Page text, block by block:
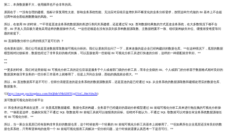
第二，本身数据量不大，使用频率也不会非常的高。
原因在于：**没有合理的建模、指标计算复用性太差、影响业务系统性能、无法应对后续日益增长和不断变化的业务分析需求，按照这种方式做的 BI 基本上不会超
过两年就会面临推翻重做的风险。**
所以，在使用 BI 的时候，**不管是直连业务系统数据源的表进行表间关系建模，还是通过写 SQL 查询数据结果集的方式直连业务系统，在大多数情况下都不合
理，BI 开发人员应极力避免采用这样的数据操作方式。**这些还都是在没有涉及到多异构数据源取数、主数据档案不一致、组织架构缺失补位、缓慢渐变维度等问
题的前提下。
BI 直接取数分析什么样的情况下是可行的 ？
也有朋友说到，我们公司就是直连数据库取数做可视化分析的。我们让朋友回去问了一下，原来连接的是企业已经构建好的数据仓库。**在这种情况下，底层的数据
模型相对比较标准，数据也经过了非常良好的格式转换，可以直接使用一些前端 BI 可视化分析工具进行快速的分析，这样的一种搭配就非常好。**
**
**
**更多的时候，我们对这类前端 BI 可视化分析工具的定位应该是服务于个人或者部门级的分析工具，而非企业级的 BI。个人或部门的分析基于数据格式相对良好的
数据源来做日常业务的一些分析工作基本上就够用了，但是上升到企业级，面临的挑战就会很大。**
所以，BI 直连数据库不是不可行，但得分清楚直连的是业务系统的数据源数据库，还是直连的是已经通过 SQL 从业务系统的数据源取数和建模处理后的数据仓库、
数据集市。
![](http://image.packingdata.com/FnQ9deVNk02H7EjgZYxC_HmVdw2b)
派可数据可视化自助分析平台
IT 和业务的边界就在这里，IT 负责底层数据建模、数据仓库的构建，业务基于已经建好的基础分析模型通过 BI 前端可视化分析工具来进行拖拉拽的可视化分析操
作。**倘若是这样，也确实实现了不通过 SQL 取数使用 BI 前端工具就可以做报表的目标。但绝对不能认为，不通过 SQL 取数就可以对接任何业务系统数据源做任
何 BI 可视化分析。**
所以，当一家企业底层已经有架构非常良好的数据仓库，这个时候使用一个轻量的 BI 前端可视化分析工具基本上就够用了。**但如果所在企业底层还没有良好的数
据仓库系统，只寄希望单纯的使用一个 BI 前端可视化报表工具解决一切分析问题，这个时候就需要认真思考一下是否可行。**